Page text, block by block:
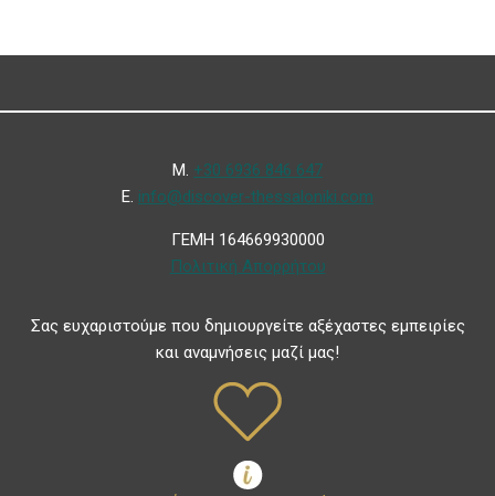
Μ. +30 6936 846 647
Ε. info@discover-thessaloniki.com
ΓΕΜΗ 164669930000
Πολιτική Απορρήτου
Σας ευχαριστούμε που δημιουργείτε αξέχαστες εμπειρίες
και αναμνήσεις μαζί μας!